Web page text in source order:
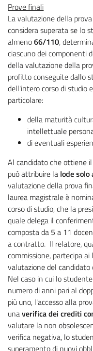
Prove finali
La valutazione della
considera superata se lo
almeno66/110,
ciascuno dei componenti
della valutazione della
profitto conseguite dallo
dell'intero corso di studio
particolare:
della maturità
intellettuale
di eventuali
Al candidato che ottiene
può attribuire la lode
valutazione della prova
laurea magistrale è
corso di studio, che la
quale delega il
composta da 5 a 11
a contratto. Il relatore,
commissione, partecipa
valutazione del candidato
Nel caso in cui lo
numero di anni pari al
più uno, l'accesso alla
unaverifica dei crediti
valutare la non
verifica negativa, lo
superamento di nuovi